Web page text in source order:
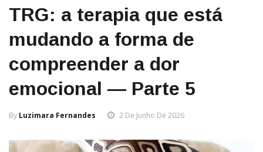
TRG: a terapia que está
mudando a forma de
compreender a dor
emocional — Parte 5
By Luzimara Fernandes 2 De Junho De 2026